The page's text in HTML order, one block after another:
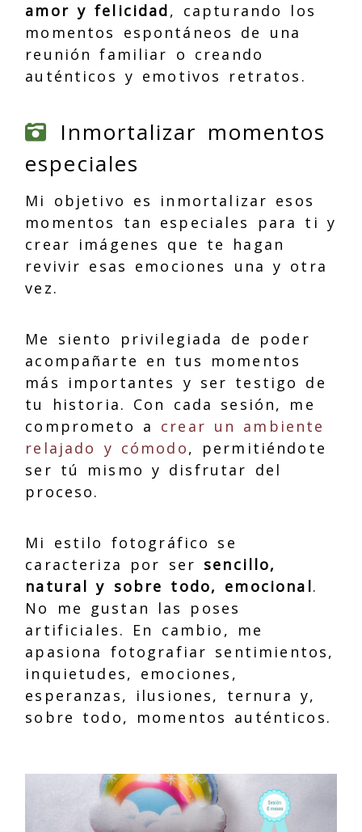
amor y felicidad, capturando los
momentos espontáneos de una
reunión familiar o creando
auténticos y emotivos retratos.
Inmortalizar momentos
especiales
Mi objetivo es inmortalizar esos
momentos tan especiales para ti y
crear imágenes que te hagan
revivir esas emociones una y otra
vez.
Me siento privilegiada de poder
acompañarte en tus momentos
más importantes y ser testigo de
tu historia. Con cada sesión, me
comprometo a crear un ambiente
relajado y cómodo, permitiéndote
ser tú mismo y disfrutar del
proceso.
Mi estilo fotográfico se
caracteriza por ser sencillo,
natural y sobre todo, emocional.
No me gustan las poses
artificiales. En cambio, me
apasiona fotografiar sentimientos,
inquietudes, emociones,
esperanzas, ilusiones, ternura y,
sobre todo, momentos auténticos.